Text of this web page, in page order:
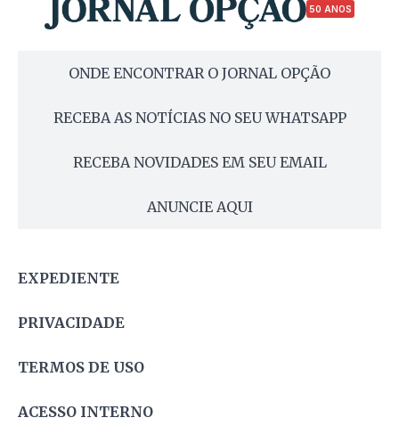
50 ANOS
ONDE ENCONTRAR O JORNAL OPÇÃO
RECEBA AS NOTÍCIAS NO SEU WHATSAPP
RECEBA NOVIDADES EM SEU EMAIL
ANUNCIE AQUI
EXPEDIENTE
PRIVACIDADE
TERMOS DE USO
ACESSO INTERNO